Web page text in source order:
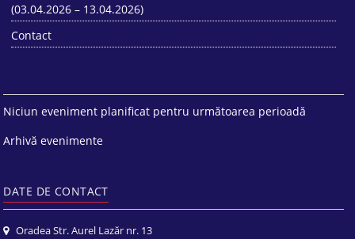
(03.04.2026 – 13.04.2026)
Contact
Niciun eveniment planificat pentru următoarea perioadă
Arhivă evenimente
DATE DE CONTACT
Oradea Str. Aurel Lazăr nr. 13